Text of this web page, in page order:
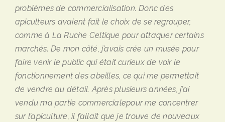
problèmes de commercialisation. Donc des
apiculteurs avaient fait le choix de se regrouper,
comme à La Ruche Celtique pour attaquer certains
marchés. De mon côté, j’avais crée un musée pour
faire venir le public qui était curieux de voir le
fonctionnement des abeilles, ce qui me permettait
de vendre au détail. Après plusieurs années, j’ai
vendu ma partie commercialepour me concentrer
sur l’apiculture, il fallait que je trouve de nouveaux